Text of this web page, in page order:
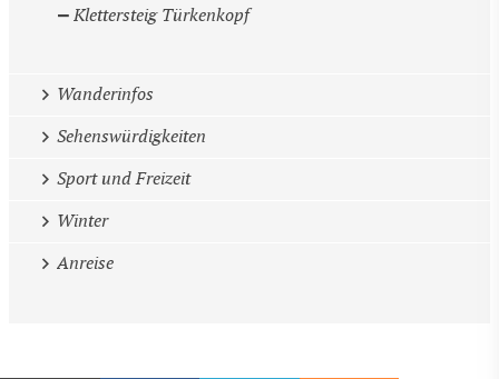
Klettersteig Türkenkopf
Wanderinfos
Sehenswürdigkeiten
Sport und Freizeit
Winter
Anreise